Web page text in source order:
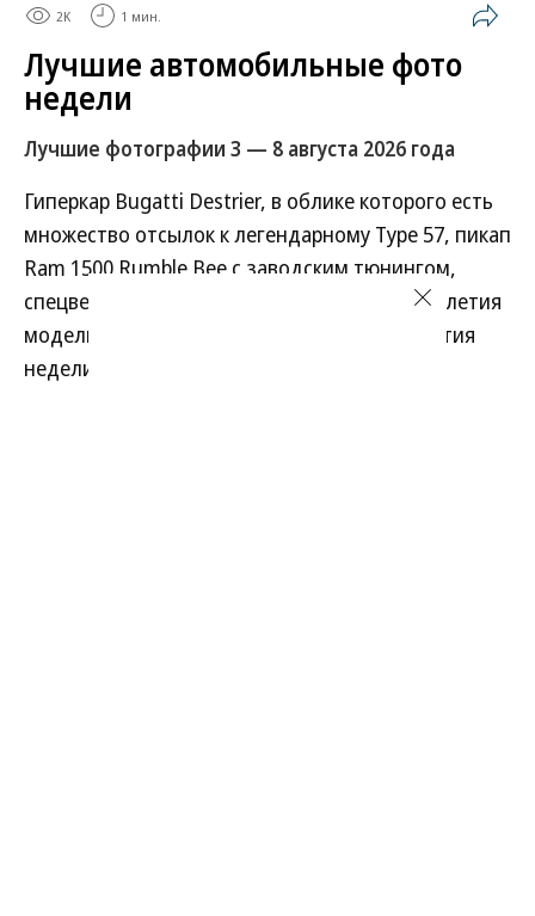
2K 1 мин.
Лучшие автомобильные фото
недели
Лучшие фотографии 3 — 8 августа 2026 года
Гиперкар Bugatti Destrier, в облике которого есть
множество отсылок к легендарному Type 57, пикап
Ram 1500 Rumble Bee с заводским тюнингом,
спецверсия Lamborghini Revuelto в честь 60-летия
модели Miura. Эти и другие новинки и события
недели — в фотогалерее «Автопилота».